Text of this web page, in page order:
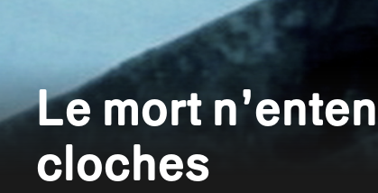
Le mort
cloches